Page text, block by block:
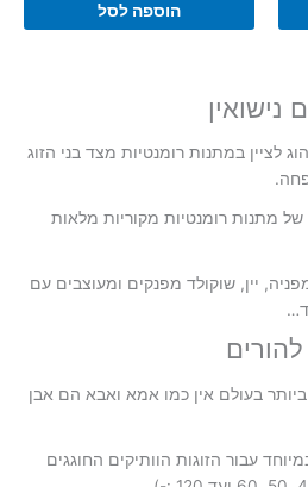
הוספה לסל
נישואין
לציין במתנות רומנטיות מצד בני הזוג
מתנות רומנטיות מקוריות מלאות
יין, שוקולד מפנקים ומעוצבים עם
בעולם אין כמו אמא ואבא הם אבן
עבור הזוגות הוותיקים החוגגים